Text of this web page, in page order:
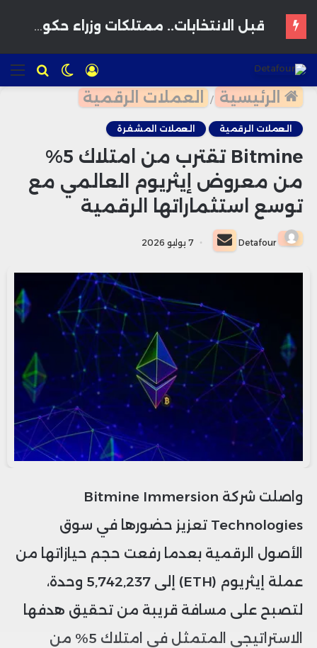
للبحث الوضع
المظلم
تسجيل
الدخول
الرئيسية / العملات الرقمية
العملات الرقمية العملات المشفرة
Bitmine تقترب من امتلاك 5%
من معروض إيثريوم العالمي مع
توسع استثماراتها الرقمية
Detafour
أرسل
بريدا
إلكترونيا
7 يوليو 2026
واصلت شركة Bitmine Immersion
Technologies تعزيز حضورها في سوق
الأصول الرقمية بعدما رفعت حجم حيازاتها من
عملة إيثريوم (ETH) إلى 5,742,237 وحدة،
لتصبح على مسافة قريبة من تحقيق هدفها
الاستراتيجي المتمثل في امتلاك 5% من